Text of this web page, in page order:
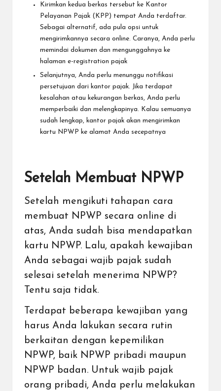
Kirimkan kedua berkas tersebut ke Kantor
Pelayanan Pajak (KPP) tempat Anda terdaftar.
Sebagai alternatif, ada pula opsi untuk
mengirimkannya secara online. Caranya, Anda perlu
memindai dokumen dan mengunggahnya ke
halaman e-registration pajak
Selanjutnya, Anda perlu menunggu notifikasi
persetujuan dari kantor pajak. Jika terdapat
kesalahan atau kekurangan berkas, Anda perlu
memperbaiki dan melengkapinya. Kalau semuanya
sudah lengkap, kantor pajak akan mengirimkan
kartu NPWP ke alamat Anda secepatnya
Setelah Membuat NPWP
Setelah mengikuti tahapan cara
membuat NPWP secara online di
atas, Anda sudah bisa mendapatkan
kartu NPWP. Lalu, apakah kewajiban
Anda sebagai wajib pajak sudah
selesai setelah menerima NPWP?
Tentu saja tidak.
Terdapat beberapa kewajiban yang
harus Anda lakukan secara rutin
berkaitan dengan kepemilikan
NPWP, baik NPWP pribadi maupun
NPWP badan. Untuk wajib pajak
orang pribadi, Anda perlu melakukan